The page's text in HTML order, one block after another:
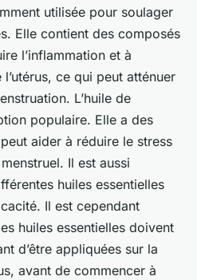
utilisée pour soulager
Elle contient des composés
l’inflammation et à
ce qui peut atténuer
L’huile de
populaire. Elle a des
aider à réduire le stress
Il est aussi
huiles essentielles
Il est cependant
huiles essentielles doivent
d’être appliquées sur la
avant de commencer à